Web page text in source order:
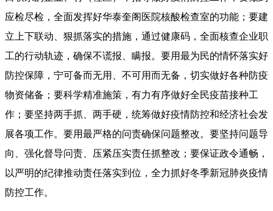
应检尽检，全面发挥好华泰奎阁医院核酸检查室的功能；要建
立上下联动、狠抓落实的措施，通过健康码，全面核查企业职
工的行动轨迹，确保不谎报、瞒报。要用最为民的情怀落实好
防控保障，宁可备而无用、不可用而无备，切实做好各种防疫
物资储备；要科学精准施策，有力有序做好全民疫苗接种工
作；要坚持两手抓、两手硬，统筹做好疫情防控和经济社会发
展各项工作。要用最严格的问责确保问题整改。要坚持问题导
向、强化督导问责、压紧压实责任抓整改；要保证政令通畅，
以严明的纪律推动责任落实到位，全力抓好冬季新冠肺炎疫情
防控工作。